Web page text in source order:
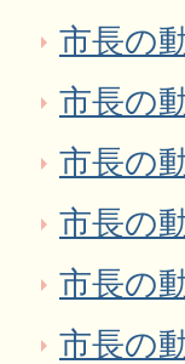
市長の
市長の
市長の
市長の
市長の
市長の